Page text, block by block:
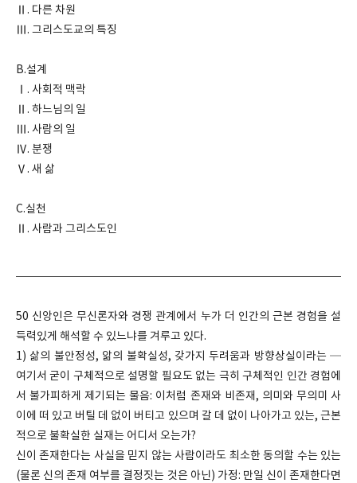
Ⅱ. 다른 차원
Ⅲ. 그리스도교의 특징
B.설계
Ⅰ. 사회적 맥락
Ⅱ. 하느님의 일
Ⅲ. 사람의 일
Ⅳ. 분쟁
Ⅴ. 새 삶
C.실천
Ⅱ. 사람과 그리스도인
50 신앙인은 무신론자와 경쟁 관계에서 누가 더 인간의 근본 경험을 설
득력있게 해석할 수 있느냐를 겨루고 있다.
1) 삶의 불안정성, 앎의 불확실성, 갖가지 두려움과 방향상실이라는 ─
여기서 굳이 구체적으로 설명할 필요도 없는 극히 구체적인 인간 경험에
서 불가피하게 제기되는 물음: 이처럼 존재와 비존재, 의미와 무의미 사
이에 떠 있고 버틸 데 없이 버티고 있으며 갈 데 없이 나아가고 있는, 근본
적으로 불확실한 실재는 어디서 오는가?
신이 존재한다는 사실을 믿지 않는 사람이라도 최소한 동의할 수는 있는
(물론 신의 존재 여부를 결정짓는 것은 아닌) 가정: 만일 신이 존재한다면